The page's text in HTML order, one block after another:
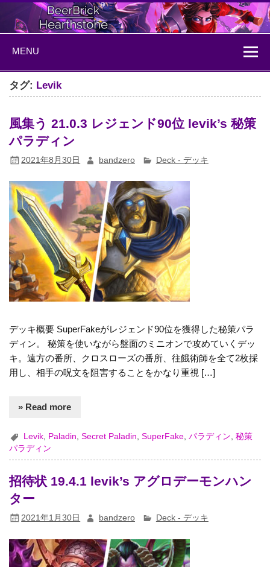
Skip
content
BeerBrick
Hearthstone
MENU
タグ: Levik
風集う 21.0.3 レジェンド90位 levik’s 秘策
パラディン
2021年8月30日 bandzero Deck - デッキ
デッキ概要 SuperFakeがレジェンド90位を獲得した秘策パラ
ディン。 秘策を使いながら盤面のミニオンで攻めていくデッ
キ。遠方の番所、クロスローズの番所、往餓術師を全て2枚採
用し、相手の呪文を阻害することをかなり重視 […]
» Read more
Levik Paladin ,Secret Paladin ,SuperFake ,パラディン ,秘策
パラディン
招待状 19.4.1 levik’s アグロデーモンハン
ター
2021年1月30日 bandzero Deck - デッキ